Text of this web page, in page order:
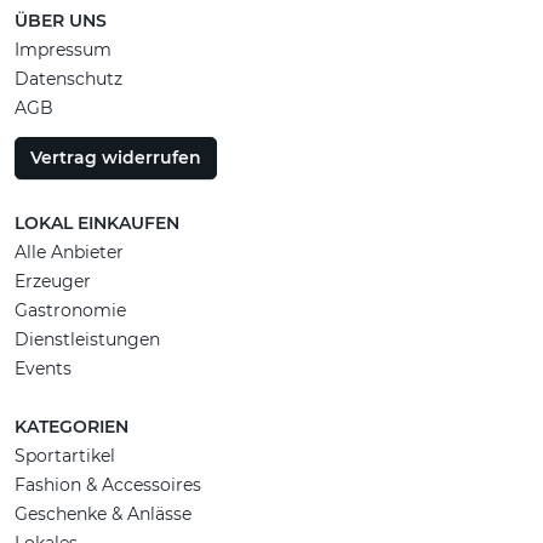
ÜBER UNS
Impressum
Datenschutz
AGB
Vertrag widerrufen
LOKAL EINKAUFEN
Alle Anbieter
Erzeuger
Gastronomie
Dienstleistungen
Events
KATEGORIEN
Sportartikel
Fashion & Accessoires
Geschenke & Anlässe